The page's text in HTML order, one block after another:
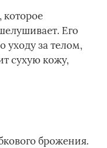
которое
Его
уходу за телом,
сухую кожу,
брожения.